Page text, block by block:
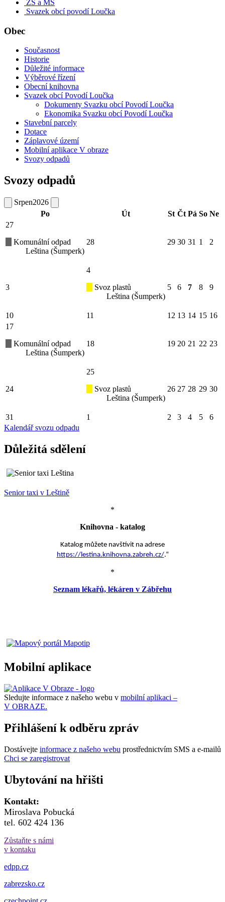
ZŠ a MŠ
Svazek obcí povodí Loučka
Obec
Současnost
Historie
Důležité informace
Výběrové řízení
Obecní knihovna
Svazek obcí Povodí Loučka
Dokumenty Svazku obcí Povodí Loučka
Ekonomika Svazku obcí Povodí Loučka
Stavební parcely
Dotace
Záplavové území
Mobilní aplikace V obraze
Svozy odpadů
Svozy odpadů
Srpen2026
Po
Út St Čt Pá So Ne
27
Komunální odpad
Leština (Šumperk)
28 29 30 31 1 2
3
4
Svoz plastů
Leština (Šumperk)
5 6 7 8 9
10 11 12 13 14 15 16
17
Komunální odpad
Leština (Šumperk)
18 19 20 21 22 23
24
25
Svoz plastů
Leština (Šumperk)
26 27 28 29 30
31 1 2 3 4 5
6
Kalendář svozu odpadu
Důležitá sdělení
Senior taxi v Leštině
*
Knihovna - katalog
Katalog můžete navštívit na adrese
https://lestina.knihovna.zabreh.cz/.“
*
Seznam lékařů, lékáren v Zábřehu
Mobilní aplikace
Sledujte informace z našeho webu v mobilní aplikaci –
V OBRAZE.
Přihlášení k odběru zpráv
Dostávejte informace z našeho webu prostřednictvím SMS a e-mailů
Chci se zaregistrovat
Ubytování na hřišti
Kontakt:
Miroslava Pobucká
tel. 602 424 136
Zůstaňte s námi
v kontaku
edpp.cz
zabrezsko.cz